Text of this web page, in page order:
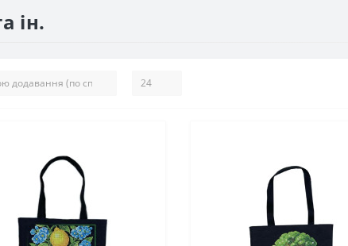
ін.